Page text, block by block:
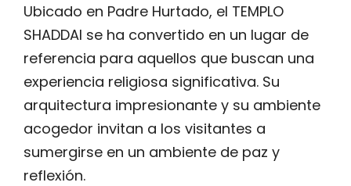
Ubicado en Padre Hurtado, el TEMPLO
SHADDAI se ha convertido en un lugar de
referencia para aquellos que buscan una
experiencia religiosa significativa. Su
arquitectura impresionante y su ambiente
acogedor invitan a los visitantes a
sumergirse en un ambiente de paz y
reflexión.